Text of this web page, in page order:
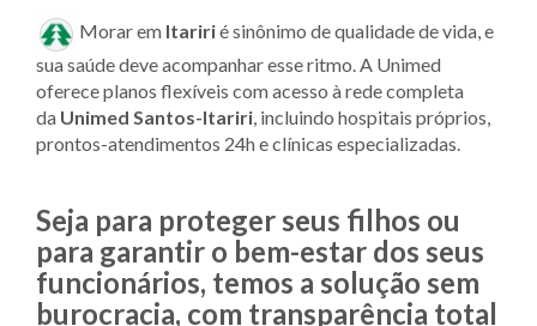
Morar em Itaririé sinônimo de qualidade de vida, e
sua saúde deve acompanhar esse ritmo. A Unimed
oferece planos flexíveis com acesso à rede completa
da Unimed Santos-Itariri , incluindo hospitais próprios,
prontos-atendimentos 24h e clínicas especializadas.
Seja para proteger seus filhos ou
para garantir o bem-estar dos seus
funcionários, temos a solução sem
burocracia, com transparência total